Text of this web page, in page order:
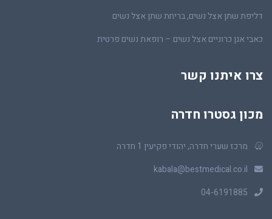
דליפת שתן אצל נשים, בריחת שתן אצל נשים
כאבי אגן כרוניים אצל נשים – רופאת נשים פרטית
צרו איתנו קשר
מכון גסטרו חדרה
מרכז שערי חדרה, יהודי פקיעין 1 חדרה
kabala@bestmedical.co.il
04-6191885